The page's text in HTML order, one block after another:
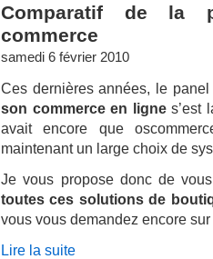
Comparatif de la
commerce
samedi 6 février 2010
Ces dernières années, le
son commerce en lignes’est
avait encore que
maintenant un large choix de
Je vous propose donc de
toutes ces solutions de
vous vous demandez encore
Lire la suite